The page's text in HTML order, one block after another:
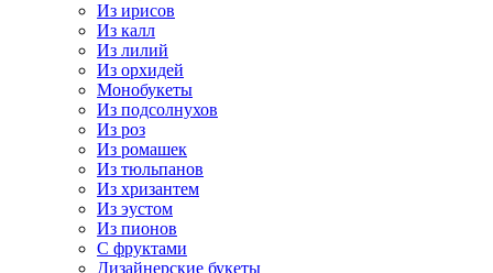
Из ирисов
Из калл
Из лилий
Из орхидей
Монобукеты
Из подсолнухов
Из роз
Из ромашек
Из тюльпанов
Из хризантем
Из эустом
Из пионов
С фруктами
Дизайнерские букеты